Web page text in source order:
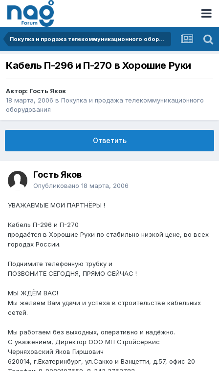
Покупка и продажа телекоммуникационного оборудования
Кабель П-296 и П-270 в Хорошие Руки
Автор: Гость Яков
18 марта, 2006 в Покупка и продажа телекоммуникационного
оборудования
Ответить
Гость Яков
Опубликовано 18 марта, 2006
УВАЖАЕМЫЕ МОИ ПАРТНЁРЫ !
Кабель П-296 и П-270
продаётся в Хорошие Руки по стабильно низкой цене, во всех
городах России.
Поднимите телефонную трубку и
ПОЗВОНИТЕ СЕГОДНЯ, ПРЯМО СЕЙЧАС !
МЫ ЖДЁМ ВАС!
Мы желаем Вам удачи и успеха в строительстве кабельных
сетей.
Мы работаем без выходных, оперативно и надёжно.
С уважением, Директор ООО МП Стройсервис
Черняховский Яков Гиршович
620014, г.Екатеринбург, ул.Сакко и Ванцетти, д.57, офис 20